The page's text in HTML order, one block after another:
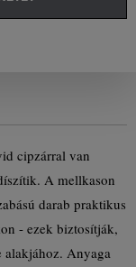
cipzárral van
A mellkason
darab praktikus
- ezek biztosítják,
alakjához. Anyaga